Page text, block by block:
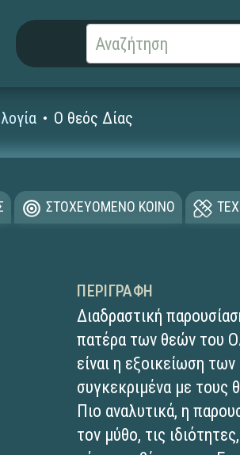
Ο θεός Δίας
ΣΤΟΧΕΥΟΜΕΝΟ ΚΟΙΝΟ
ΠΕΡΙΓΡΑΦΉ
Διαδραστική
πατέρα των θεών του
είναι η εξοικείωση
συγκεκριμένα με τους
Πιο αναλυτικά, η
τον μύθο, τις